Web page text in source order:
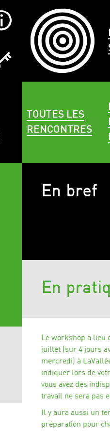
TOUTES LES
RENCONTRES
En bref
En
Le workshop a lieu
juillet (sur 4 jours
mercredi) à
indiquer lors de
vous avez des
travail ne sera pas
Il y aura aussi un
préparation pour